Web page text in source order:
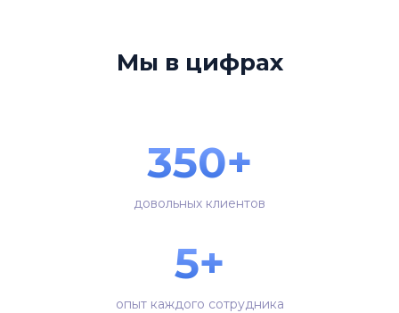
Мы в цифрах
350+
довольных клиентов
5+
опыт каждого сотрудника